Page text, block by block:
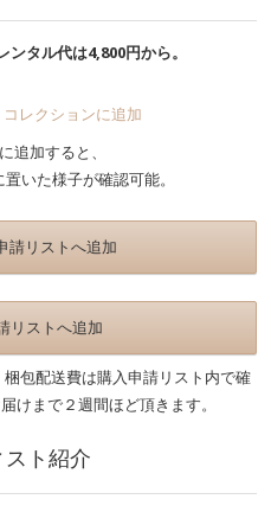
タル代は4,800円から。
レクションに追加
追加すると、
いた様子が確認可能。
請リストへ追加
リストへ追加
包配送費は購入申請リスト内で確
けまで２週間ほど頂きます。
ト紹介